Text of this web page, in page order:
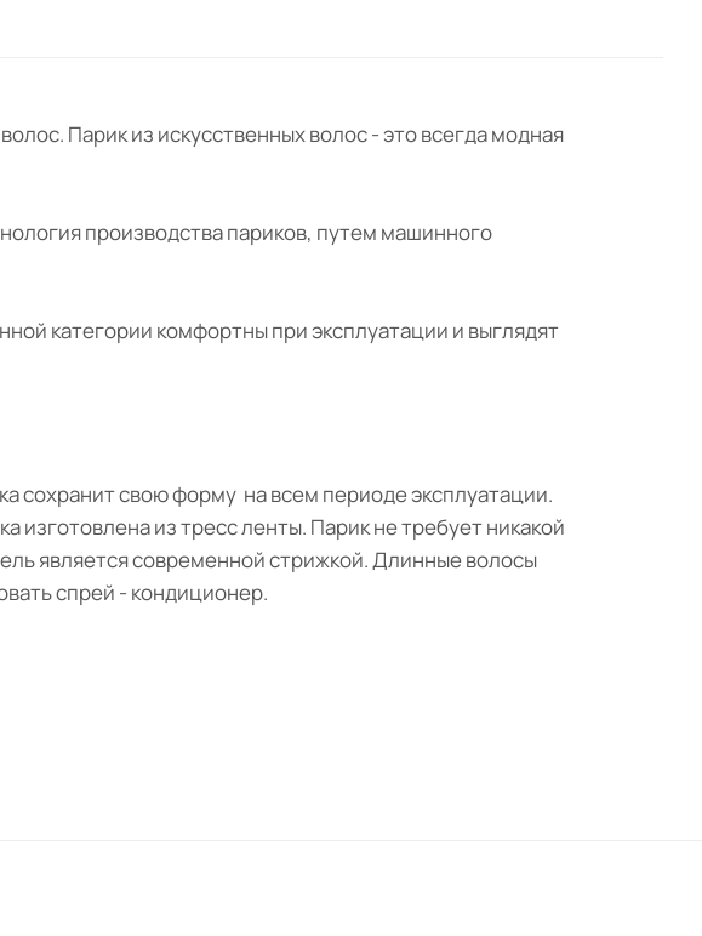
Парик из искусственных волос - это всегда модная
производства париков, путем машинного
категории комфортны при эксплуатации и выглядят
сохранит свою форму на всем периоде эксплуатации.
изготовлена из тресс ленты. Парик не требует никакой
является современной стрижкой. Длинные волосы
спрей - кондиционер.